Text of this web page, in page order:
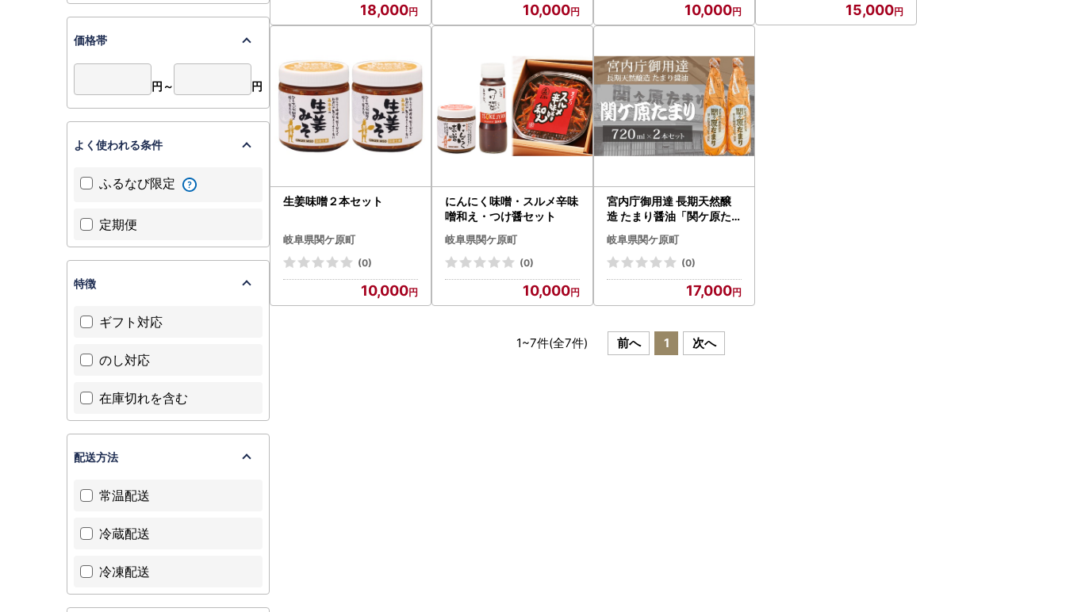
18,000 10,000 10,000 15,000
生姜味噌２本セット
岐阜県関ケ原町
(0)
10,000
にんにく味噌・スルメ辛味
噌和え・つけ醤セット
岐阜県関ケ原町
(0)
10,000
宮内庁御用達 長期天然醸
造 たまり醤油「関ケ原た
まり」720ml×2本
岐阜県関ケ原町
(0)
17,000
1~7件(全7件) 前へ 1 次へ
価格帯
円～ 円
よく使われる条件
ふるなび限定
定期便
特徴
ギフト対応
のし対応
在庫切れを含む
配送方法
常温配送
冷蔵配送
冷凍配送